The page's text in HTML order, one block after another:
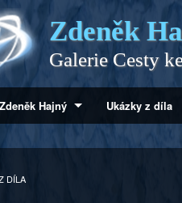
Zdeněk
Galerie Cesty
Zdeněk Hajný Ukázky z díla
DÍLA